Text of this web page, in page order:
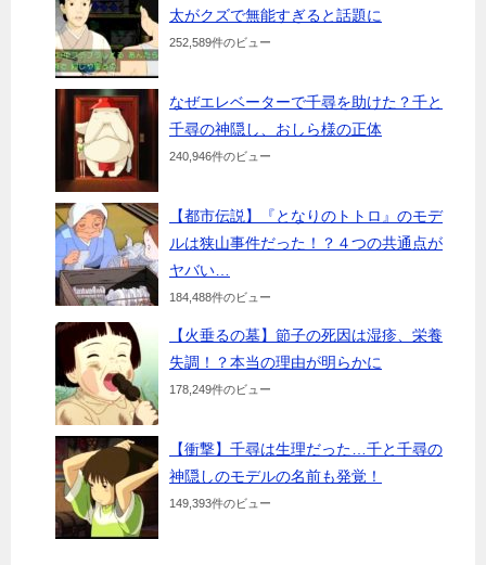
太がクズで無能すぎると話題に
252,589件のビュー
なぜエレベーターで千尋を助けた？千と
千尋の神隠し、おしら様の正体
240,946件のビュー
【都市伝説】『となりのトトロ』のモデ
ルは狭山事件だった！？４つの共通点が
ヤバい…
184,488件のビュー
【火垂るの墓】節子の死因は湿疹、栄養
失調！？本当の理由が明らかに
178,249件のビュー
【衝撃】千尋は生理だった…千と千尋の
神隠しのモデルの名前も発覚！
149,393件のビュー